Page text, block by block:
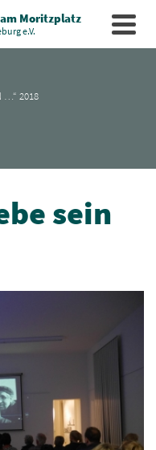
Moritzplatz
e.V.
…“ 2018
sein